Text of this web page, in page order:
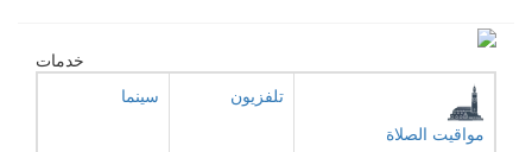
خدمات
مواقيت الصلاة
تلفزيون سينما